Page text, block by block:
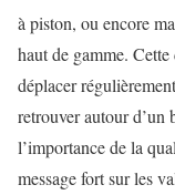
à piston, ou encore
haut de gamme.
déplacer
retrouver autour d’un
l’importance de la
message fort sur les